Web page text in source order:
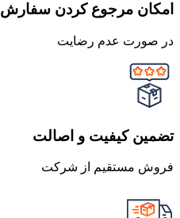
امکان مرجوع کردن سفارش
در صورت عدم رضایت
تضمین کیفیت و اصالت
فروش مستقیم از شرکت